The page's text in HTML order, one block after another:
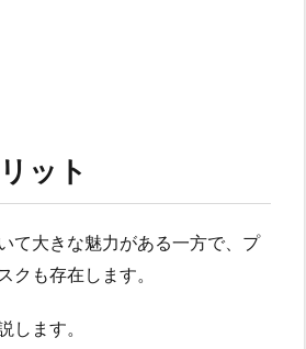
ット
て大きな魅力がある一方で、プ
も存在します。
します。